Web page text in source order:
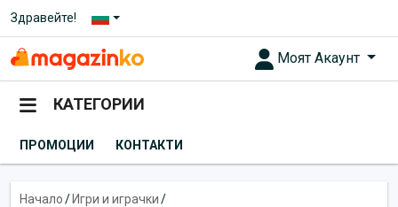
Здравейте!
Моят Акаунт
КАТЕГОРИИ
ПРОМОЦИИ КОНТАКТИ
Начало/ Игри и играчки/